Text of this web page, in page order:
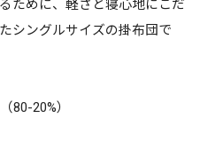
ために、軽さと寝心地にこだ
シングルサイズの掛布団で
20%）